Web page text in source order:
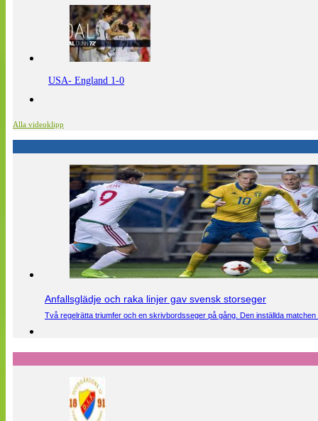
USA- England 1-0
Alla videoklipp
Anfallsglädje och raka linjer gav svensk storseger
Två regelrätta triumfer och en skrivbordsseger på gång. Den inställda